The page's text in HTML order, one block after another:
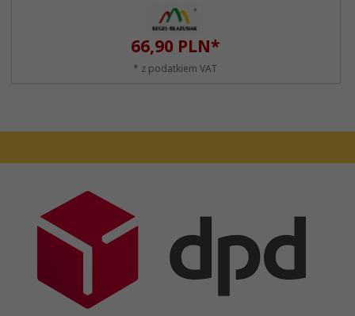
66,90 PLN*
* z podatkiem VAT